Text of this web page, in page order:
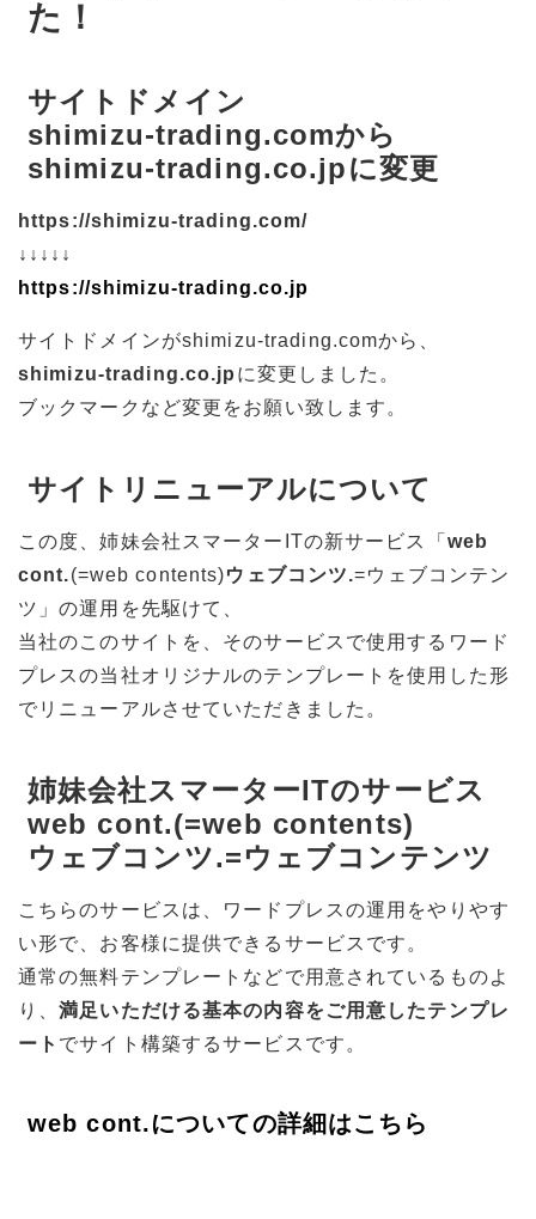
た！
サイトドメイン
shimizu-trading.comから
shimizu-trading.co.jpに変更
https://shimizu-trading.com/
↓↓↓↓↓
https://shimizu-trading.co.jp
サイトドメインがshimizu-trading.comから、
shimizu-trading.co.jp に変更しました。
ブックマークなど変更をお願い致します。
サイトリニューアルについて
この度、姉妹会社スマーターITの新サービス「 web
cont.(=web contents)ウェブコンツ.=ウェブコンテン
ツ」の運用を先駆けて、
当社のこのサイトを、そのサービスで使用するワード
プレスの当社オリジナルのテンプレートを使用した形
でリニューアルさせていただきました。
姉妹会社スマーターITのサービス
web cont.(=web contents)
ウェブコンツ.=ウェブコンテンツ
こちらのサービスは、ワードプレスの運用をやりやす
い形で、お客様に提供できるサービスです。
通常の無料テンプレートなどで用意されているものよ
り、満足いただける基本の内容をご用意したテンプレ
ート でサイト構築するサービスです。
web cont.についての詳細はこちら